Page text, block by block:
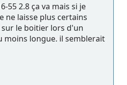
55 2.8 ça va mais si je
ne laisse plus certains
le boitier lors d'un
longue. il semblerait